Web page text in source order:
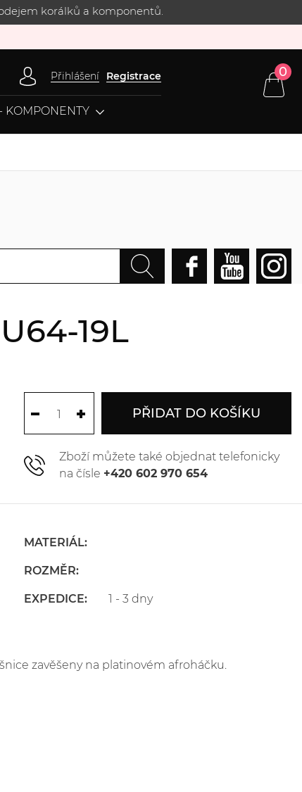
korálků a komponentů.
Přihlášení Registrace 0
KOMPONENTY
19L
PŘIDAT DO KOŠÍKU
Zboží můžete také objednat telefonicky
na čísle +420 602 970 654
MATERIÁL:
ROZMĚR:
EXPEDICE: 1 - 3 dny
zavěšeny na platinovém afroháčku.